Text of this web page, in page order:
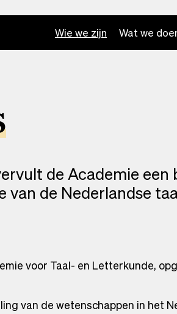
Wie we zijn Wat we
de Academie
de Nederlandse
voor Taal- en Letterkunde,
van de wetenschappen in het